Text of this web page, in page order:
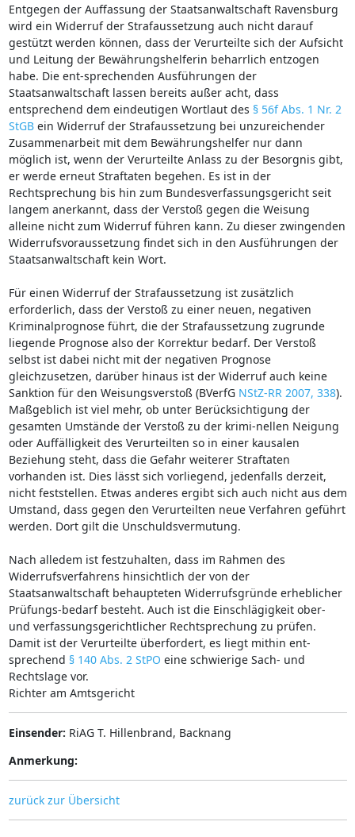
Entgegen der Auffassung der Staatsanwaltschaft Ravensburg
wird ein Widerruf der Strafaussetzung auch nicht darauf
gestützt werden können, dass der Verurteilte sich der Aufsicht
und Leitung der Bewährungshelferin beharrlich entzogen
habe. Die ent-sprechenden Ausführungen der
Staatsanwaltschaft lassen bereits außer acht, dass
entsprechend dem eindeutigen Wortlaut des § 56f Abs. 1 Nr. 2
StGBein Widerruf der Strafaussetzung bei unzureichender
Zusammenarbeit mit dem Bewährungshelfer nur dann
möglich ist, wenn der Verurteilte Anlass zu der Besorgnis gibt,
er werde erneut Straftaten begehen. Es ist in der
Rechtsprechung bis hin zum Bundesverfassungsgericht seit
langem anerkannt, dass der Verstoß gegen die Weisung
alleine nicht zum Widerruf führen kann. Zu dieser zwingenden
Widerrufsvoraussetzung findet sich in den Ausführungen der
Staatsanwaltschaft kein Wort.
Für einen Widerruf der Strafaussetzung ist zusätzlich
erforderlich, dass der Verstoß zu einer neuen, negativen
Kriminalprognose führt, die der Strafaussetzung zugrunde
liegende Prognose also der Korrektur bedarf. Der Verstoß
selbst ist dabei nicht mit der negativen Prognose
gleichzusetzen, darüber hinaus ist der Widerruf auch keine
Sanktion für den Weisungsverstoß (BVerfG NStZ-RR 2007, 338).
Maßgeblich ist viel mehr, ob unter Berücksichtigung der
gesamten Umstände der Verstoß zu der krimi-nellen Neigung
oder Auffälligkeit des Verurteilten so in einer kausalen
Beziehung steht, dass die Gefahr weiterer Straftaten
vorhanden ist. Dies lässt sich vorliegend, jedenfalls derzeit,
nicht feststellen. Etwas anderes ergibt sich auch nicht aus dem
Umstand, dass gegen den Verurteilten neue Verfahren geführt
werden. Dort gilt die Unschuldsvermutung.
Nach alledem ist festzuhalten, dass im Rahmen des
Widerrufsverfahrens hinsichtlich der von der
Staatsanwaltschaft behaupteten Widerrufsgründe erheblicher
Prüfungs-bedarf besteht. Auch ist die Einschlägigkeit ober-
und verfassungsgerichtlicher Rechtsprechung zu prüfen.
Damit ist der Verurteilte überfordert, es liegt mithin ent-
sprechend § 140 Abs. 2 StPO eine schwierige Sach- und
Rechtslage vor.
Richter am Amtsgericht
Einsender: RiAG T. Hillenbrand, Backnang
Anmerkung:
zurück zur Übersicht